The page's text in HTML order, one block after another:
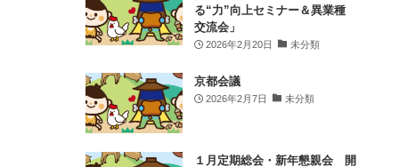
✔ 自社の強みや価値を見つめ直したい方
✔ 持続可能な企業経営...もっと見る
写真
View on Facebook ·
る“力”向上セミナー＆異業種
交流会」
2026年2月20日 未分類
京都会議
2026年2月7日 未分類
１月定期総会・新年懇親会 開